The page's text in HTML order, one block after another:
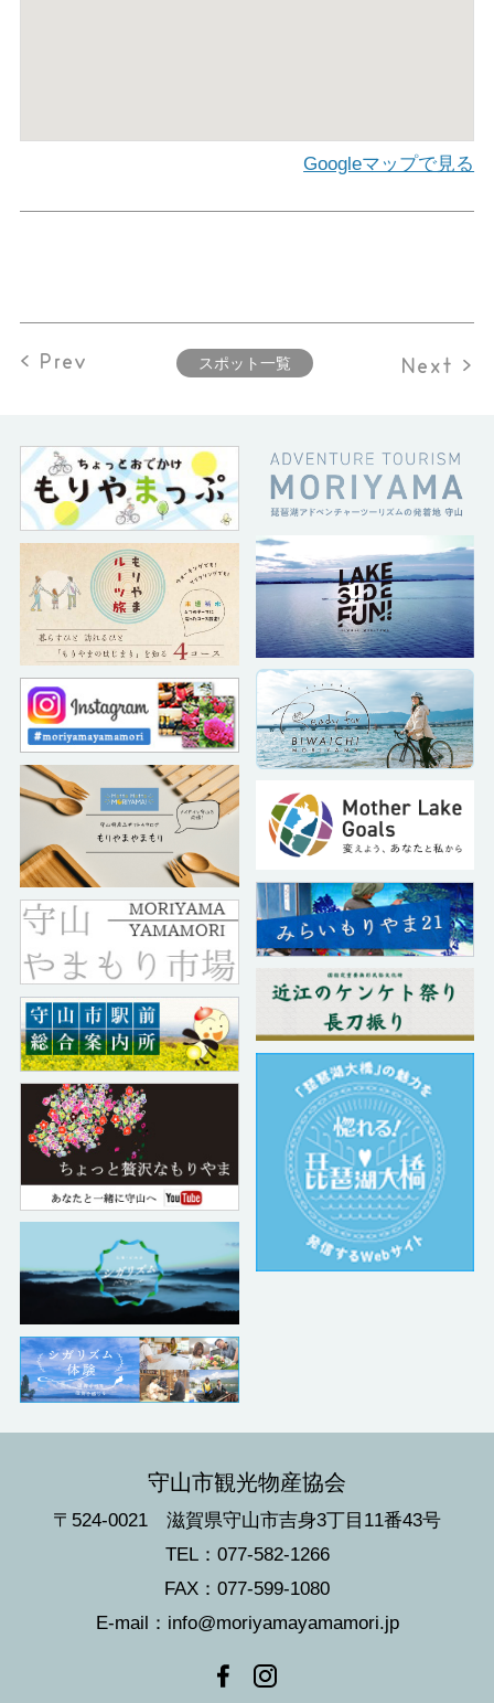
Googleマップで見る
< Prev Next >
スポット一覧
守山市観光物産協会
〒524-0021 滋賀県守山市吉身3丁目11番43号
TEL：077-582-1266
FAX：077-599-1080
E-mail：info@moriyamayamamori.jp